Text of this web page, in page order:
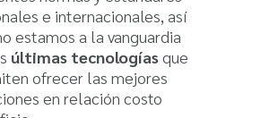
e internacionales, así
estamos a la vanguardia
últimas tecnologíasque
ofrecer las mejores
en relación costo